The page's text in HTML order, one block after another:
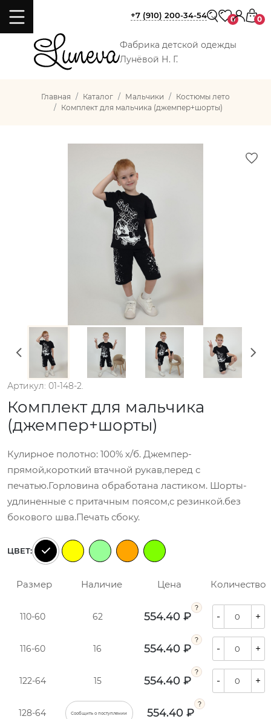
Фабрика детской одежды
Лунёвой Н. Г.
+7 (910) 200-34-54 0 0
Главная Каталог Мальчики
Костюмы лето
Комплект для мальчика (джемпер+шорты)
Артикул: 01-148-2.
Комплект для мальчика
(джемпер+шорты)
Кулирное полотно: 100% х/б. Джемпер-
прямой,короткий втачной рукав,перед с
печатью.Горловина обработана ластиком. Шорты-
удлиненные с притачным поясом,с резинкой.без
бокового шва.Печать сбоку.
ЦВЕТ:
Размер Наличие Цена Количество
110-60 62 554.40 ₽ - +
116-60 16 554.40 ₽ - +
122-64 15 554.40 ₽ - +
128-64 Сообщить о поступлении 554.40 ₽